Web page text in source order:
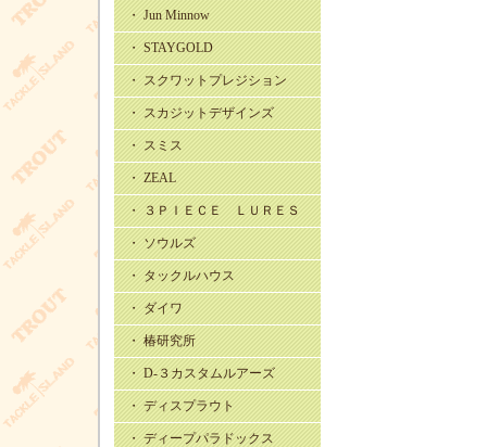
・ Jun Minnow
・ STAYGOLD
・ スクワットプレジション
・ スカジットデザインズ
・ スミス
・ ZEAL
・ ３ＰＩＥＣＥ ＬＵＲＥＳ
・ ソウルズ
・ タックルハウス
・ ダイワ
・ 椿研究所
・ D-３カスタムルアーズ
・ ディスプラウト
・ ディープパラドックス